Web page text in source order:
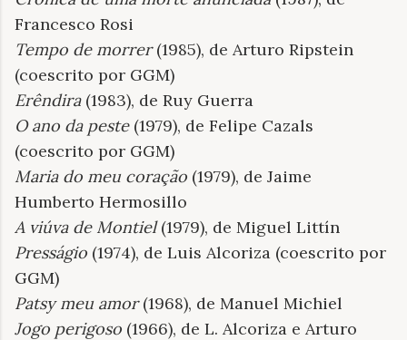
Francesco Rosi
Tempo de morrer(1985), de Arturo Ripstein
(coescrito por GGM)
Erêndira(1983), de Ruy Guerra
O ano da peste(1979), de Felipe Cazals
(coescrito por GGM)
Maria do meu coração (1979), de Jaime
Humberto Hermosillo
A viúva de Montiel(1979), de Miguel Littín
Presságio (1974), de Luis Alcoriza (coescrito por
GGM)
Patsy meu amor(1968), de Manuel Michiel
Jogo perigoso (1966), de L. Alcoriza e Arturo